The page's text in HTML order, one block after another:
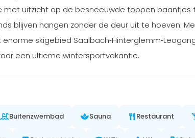
met uitzicht op de besneeuwde toppen baantjes
blijven hangen zonder de deur uit te hoeven.
skigebied
een ultieme wintersportvakantie.
Buitenzwembad Sauna Restaurant